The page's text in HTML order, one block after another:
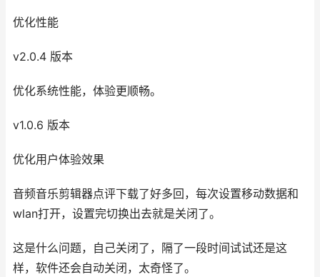
优化性能
v2.0.4 版本
优化系统性能，体验更顺畅。
v1.0.6 版本
优化用户体验效果
音频音乐剪辑器点评下载了好多回，每次设置移动数据和
wlan打开，设置完切换出去就是关闭了。
这是什么问题，自己关闭了，隔了一段时间试试还是这
样，软件还会自动关闭，太奇怪了。